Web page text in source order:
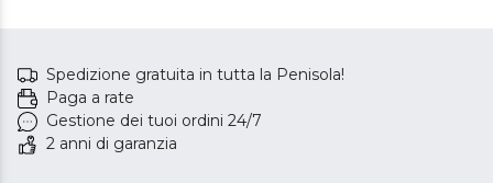
Spedizione gratuita in tutta la Penisola!
Paga a rate
Gestione dei tuoi ordini 24/7
2 anni di garanzia